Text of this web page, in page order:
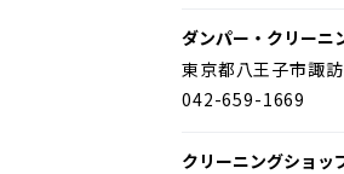
ダンパー・クリー
東京都八王子市諏
042-659-1669
クリーニングショッ